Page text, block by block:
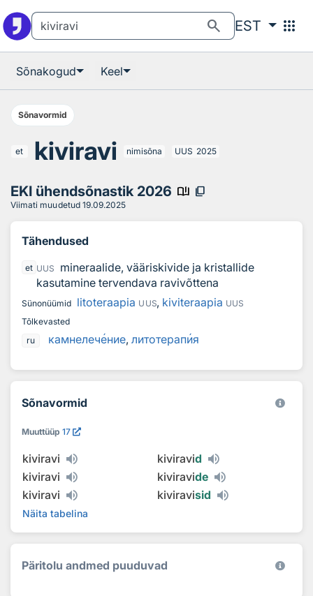
search EST apps
Sõnakogud Keel
Sõnavormid
et kiviravi nimisõna UUS 2025
EKI ühendsõnastik 2026 book_ribbon content_copy
Viimati muudetud 19.09.2025
Tähendused
et UUS
mineraalide, vääriskivide ja kristallide
kasutamine tervendava ravivõttena
Sünonüümid litoteraapia UUS, kiviteraapia UUS
Tõlkevasted
ru
камнелечение, литотерапия
Sõnavormid
Muuttüüp 17
kiviravi kiviravid
kiviravi
kiviravide
kiviravi
kiviravisid
Näita tabelina
Päritolu andmed puuduvad